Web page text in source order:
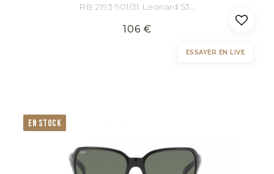
106 €
ESSAYER EN LIVE
EN STOCK